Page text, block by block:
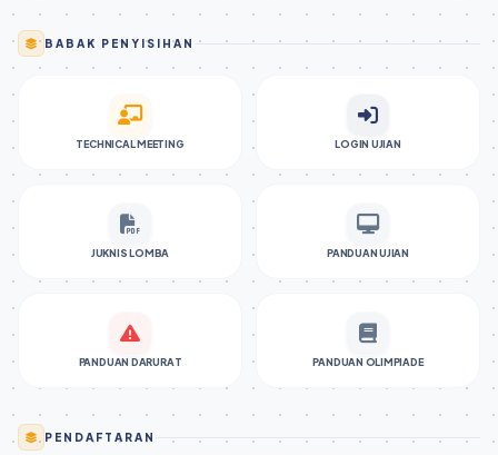
BABAK PENYISIHAN
TECHNICAL MEETING LOGIN UJIAN
JUKNIS LOMBA PANDUAN UJIAN
PANDUAN DARURAT PANDUAN OLIMPIADE
PENDAFTARAN